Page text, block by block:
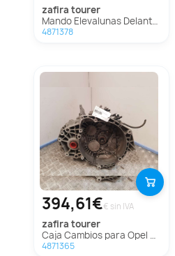
zafira tourer
Mando Elevalunas Delantero Derecho Para Opel Zafira Tourer
4871378
394,61€€ sin IVA
zafira tourer
Caja Cambios para Opel Zafira Tourer
4871365